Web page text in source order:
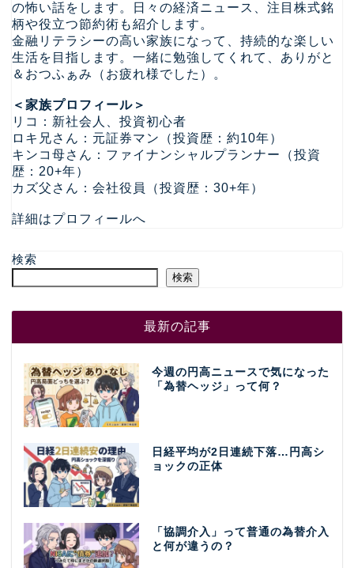
の怖い話をします。日々の経済ニュース、注目株式銘
柄や役立つ節約術も紹介します。
金融リテラシーの高い家族になって、持続的な楽しい
生活を目指します。一緒に勉強してくれて、ありがと
＆おつふぁみ（お疲れ様でした）。
＜家族プロフィール＞
リコ：新社会人、投資初心者
ロキ兄さん：元証券マン（投資歴：約10年）
キンコ母さん：ファイナンシャルプランナー（投資
歴：20+年）
カズ父さん：会社役員（投資歴：30+年）
詳細はプロフィールへ
検索
検索
最新の記事
今週の円高ニュースで気になった
「為替ヘッジ」って何？
日経平均が2日連続下落…円高シ
ョックの正体
「協調介入」って普通の為替介入
と何が違うの？